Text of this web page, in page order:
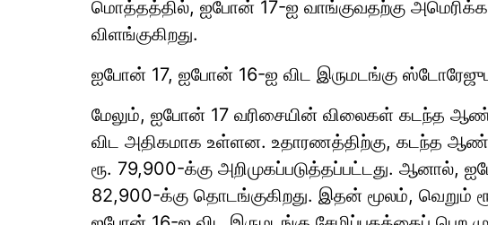
மொத்தத்தில், ஐபோன் 17-ஐ வாங்குவதற்கு அமெரிக்கா
விளங்குகிறது.
ஐபோன் 17, ஐபோன் 16-ஐ விட இருமடங்கு
மேலும், ஐபோன் 17 வரிசையின் விலைகள் கடந்த
விட அதிகமாக உள்ளன. உதாரணத்திற்கு, கடந்த
ரூ. 79,900-க்கு அறிமுகப்படுத்தப்பட்டது. ஆனால்,
82,900-க்கு தொடங்குகிறது. இதன் மூலம், வெறும்